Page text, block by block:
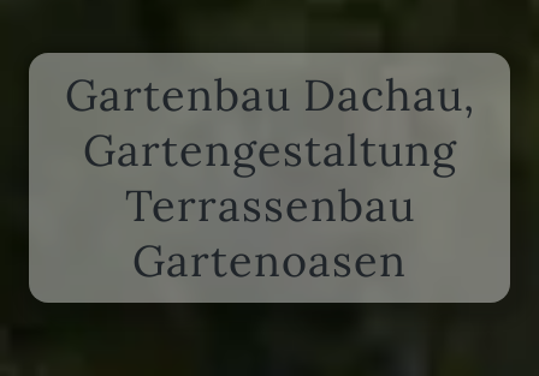
Gartenbau Dachau,
Gartengestaltung
Terrassenbau
Gartenoasen